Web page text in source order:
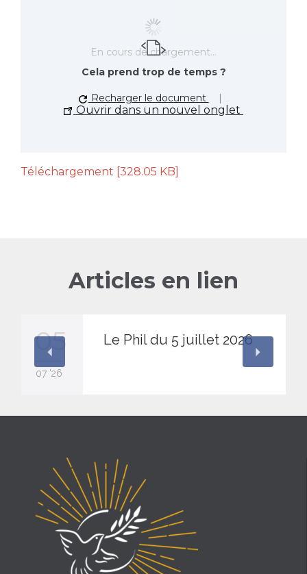
En cours de chargement…
Cela prend trop de temps ?
Recharg­er le document |
Ouvrir dans un nou­v­el onglet
Télécharge­ment [328.05 KB]
Articles en lien
05
07 '26
Le Phil du 5 juillet 2026